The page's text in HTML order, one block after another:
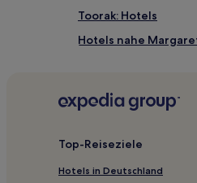
Toorak: Hotels
Hotels nahe
Hotels nahe Eureka
Hotels nahe St Kilda
Top-Reiseziele
Hotels in Deutschland